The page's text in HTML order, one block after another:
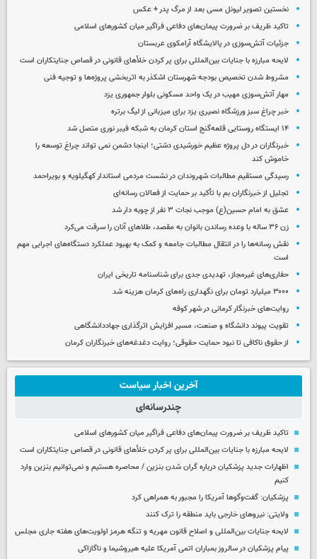
نخستین تصویر لیونل مسی بعد از مرگ پدر + عکس
تاکید ظریف بر ضرورت پیمان‌های دفاعی فراگیر میان کشورهای اسلامی
جزئیات آتش‌سوزی در پالایشگاه آرامکوی عربستان
لایحه مبارزه با جنایات بین‌المللی برای پر کردن خلأهای قانونی در قصاص جنایتکاران است
مشروط شدن تخصیص بودجه شهرستان اشکذر به اثربخشی پروژه‌ها و توجیه فنی
مهار آتش‌سوزی مهیب در یک واحد مسکونی بلوار جمهوری یزد
خبر چراغ سبز ورزشگاه نصیری یزد برای میزبانی از لیگ برتره
۱۴ ایستگاه روستایی قلعه‌گنج استان کرمان به شبکه فیبر نوری متصل شد
خبرنگاران در دل پروژه عظیم خورشیدی دشتی؛ اینجا دشمن نمی‌ تواند چراغ توسعه را
خاموش کند
رسیدگی مستقیم مطالبات شهروندان در نشست مردمی استاندار کهگیلویه و بویراحمد
تجلیل از خبرنگاران بم با تأکید بر حمایت از فعالان رسانه‌ای
عشق به امام حسین(ع) موجب نجات ۳ نفر از چوبه دار شد
زن ۳۶ ساله با وعده رساندن بانوان به مقصد، طلاهای آنان را سرقت می‌کرد
نقش رسانه‌ها را در انتقال مطالبات جامعه و کمک به بهبود عملکرد دستگاه‌های اجرایی مهم
است
حفاری‌های غیرمجاز، تهدیدی جدی برای شناسنامه تاریخی ایران
۳۰۰۰ میلیارد تومان برای نگهداری راه‌های کرمان هزینه شد
روایت‌های خبرنگار کرمانی در شهر کوفه
تقویت پیوند دانشگاه و صنعت، مسیر افزایش اثرگذاری جهاددانشگاهی
از حقوق ناکافی تا نبود حمایت حقوقی؛ روایت دغدغه‌های خبرنگاران کرمان
آخرین اخبار سیاست
چندرسانه‌ای
تاکید ظریف بر ضرورت پیمان‌های دفاعی فراگیر میان کشورهای اسلامی
لایحه مبارزه با جنایات بین‌المللی برای پر کردن خلأهای قانونی در قصاص جنایتکاران است
اظهارات جدید پزشکیان درباره گران شدن بنزین / محاصره هستیم و نمی‌توانیم بنزین وارد
کنیم
پزشکیان: گفت‌وگوها آمریکا را مجبور به همراهی کرد
ولایتی: نیروهای خارجی باید منطقه را ترک کنند
لایحه جنایات بین‌المللی و اصلاح قانون مهریه و تنگه هرمز اولویت‌های هفته جاری مجلس
پیام پزشکیان در سالروز بمباران اتمی آمریکا علیه هیروشیما و ناگازاکی